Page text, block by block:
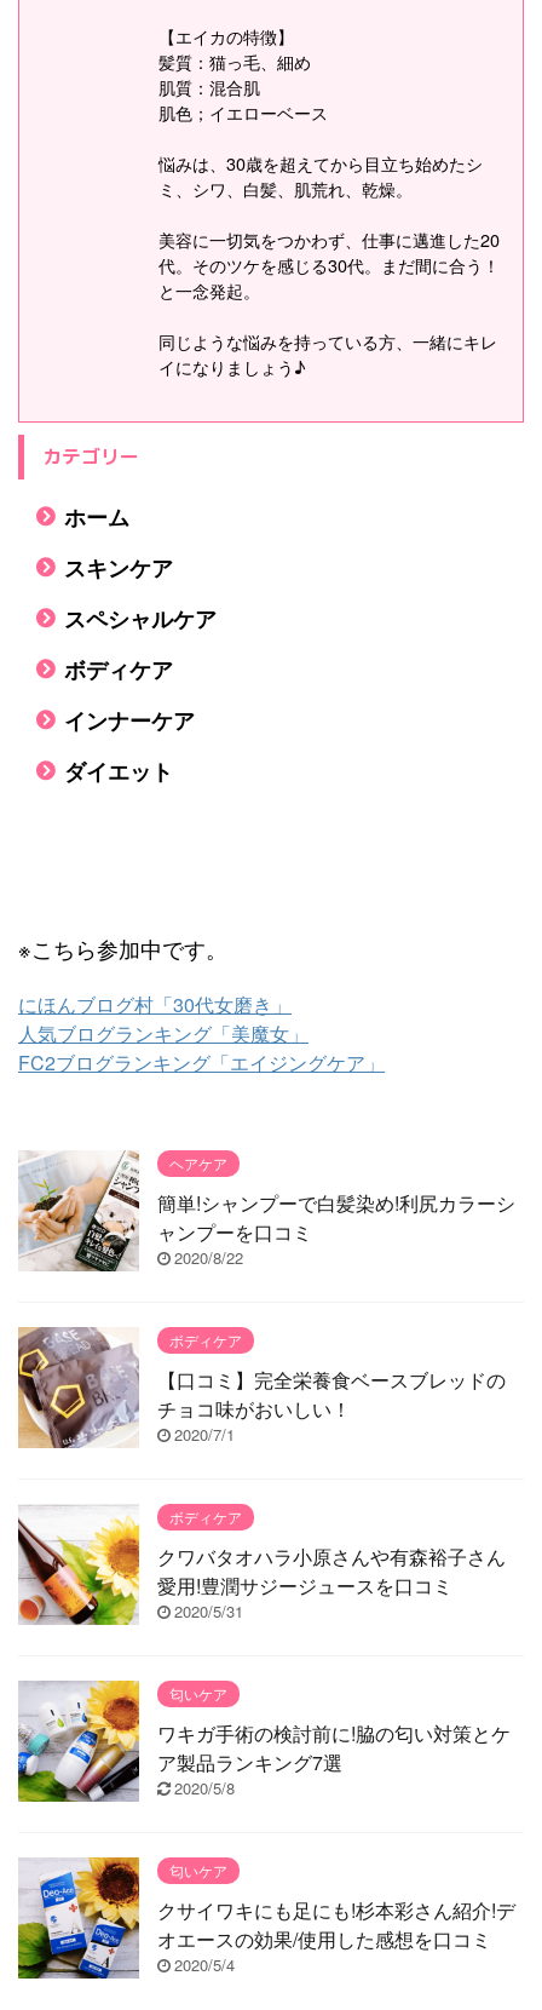
【エイカの特徴】
髪質：猫っ毛、細め
肌質：混合肌
肌色；イエローベース
悩みは、30歳を超えてから目立ち始めたシ
ミ、シワ、白髪、肌荒れ、乾燥。
美容に一切気をつかわず、仕事に邁進した20
代。そのツケを感じる30代。まだ間に合う！
と一念発起。
同じような悩みを持っている方、一緒にキレ
イになりましょう♪
カテゴリー
ホーム
スキンケア
スペシャルケア
ボディケア
インナーケア
ダイエット
※こちら参加中です。
にほんブログ村「30代女磨き」
人気ブログランキング「美魔女」
FC2ブログランキング「エイジングケア」
ヘアケア
簡単!シャンプーで白髪染め!利尻カラーシ
ャンプーを口コミ
2020/8/22
ボディケア
【口コミ】完全栄養食ベースブレッドの
チョコ味がおいしい！
2020/7/1
ボディケア
クワバタオハラ小原さんや有森裕子さん
愛用!豊潤サジージュースを口コミ
2020/5/31
匂いケア
ワキガ手術の検討前に!脇の匂い対策とケ
ア製品ランキング7選
2020/5/8
匂いケア
クサイワキにも足にも!杉本彩さん紹介!デ
オエースの効果/使用した感想を口コミ
2020/5/4